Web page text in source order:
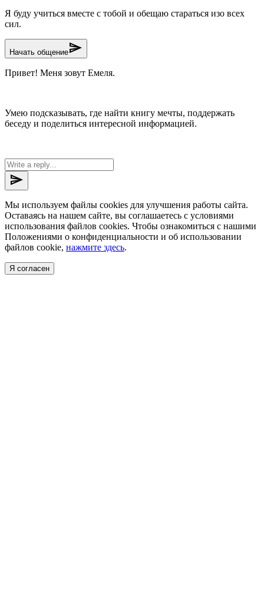
Я буду учиться вместе с тобой и обещаю стараться изо всех
сил.
Начать общениеsend
Привет! Меня зовут Емеля.
Умею подсказывать, где найти книгу мечты, поддержать
беседу и поделиться интересной информацией.
send
Мы используем файлы cookies для улучшения работы сайта.
Оставаясь на нашем сайте, вы соглашаетесь с условиями
использования файлов cookies. Чтобы ознакомиться с нашими
Положениями о конфиденциальности и об использовании
файлов cookie, нажмите здесь.
Я согласен